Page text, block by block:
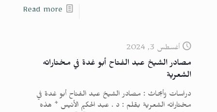
Read more
أغسطس 3, 2024
مصادر الشيخ عبد الفتاح أبو غدة في مختاراته
الشعرية
دراسات وأبحاث : مصادر الشيخ عبد الفتاح أبو غدة في
مختاراته الشعرية بقلم : د . عبد الحكيم الأنيس * هذه